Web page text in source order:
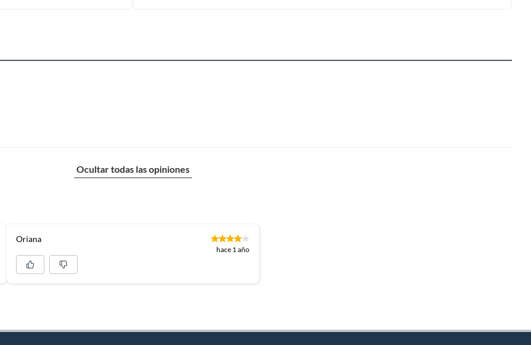
Ocultar todas las opiniones
Oriana
hace 1 año